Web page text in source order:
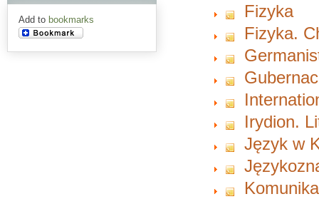
Add to bookmarks
Fizyka
Fizyka.
Irydion.
Język w